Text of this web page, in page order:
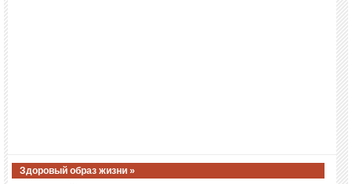
Здоровый образ жизни »